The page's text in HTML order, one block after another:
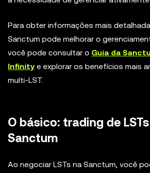
Para obter informações mais
Sanctum pode melhorar o
você pode consultar o Guia da
Infinity e explorar os benefícios mais
multi-LST.
O básico: trading de
Sanctum
Ao negociar LSTs na Sanctum, você